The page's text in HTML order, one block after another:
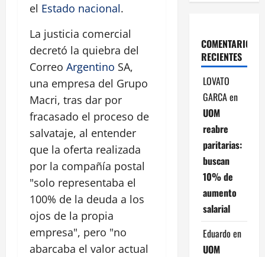
el Estado nacional.
La justicia comercial
decretó la quiebra del
Correo Argentino SA,
una empresa del Grupo
Macri, tras dar por
fracasado el proceso de
salvataje, al entender
que la oferta realizada
por la compañía postal
"solo representaba el
100% de la deuda a los
ojos de la propia
empresa", pero "no
abarcaba el valor actual
COMENTARIOS
RECIENTES
LOVATO
GARCAen
UOM
reabre
paritarias:
buscan
10% de
aumento
salarial
Eduardo en
UOM